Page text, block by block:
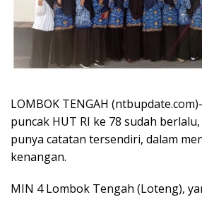
LOMBOK TENGAH
puncak HUT RI ke 78 sudah
punya catatan tersendiri, dalam
kenangan.
MIN 4 Lombok Tengah (Loteng),